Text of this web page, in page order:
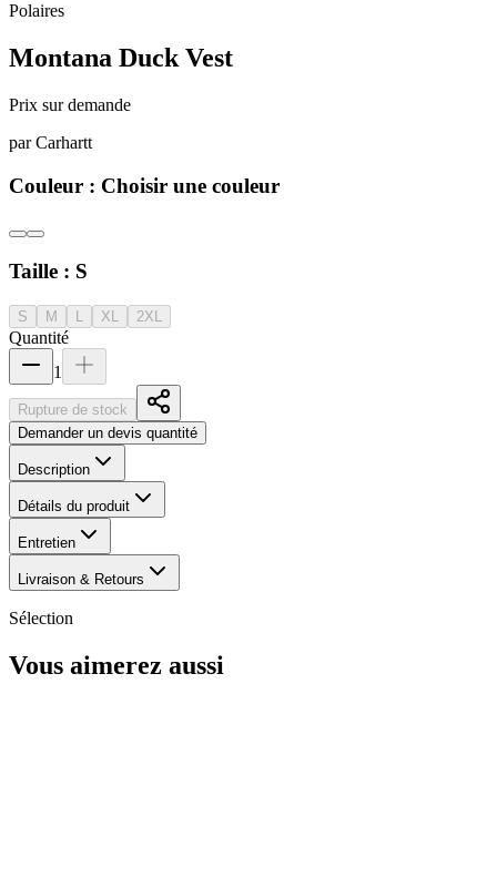
Polaires
Montana Duck Vest
Prix sur demande
par Carhartt
Couleur : Choisir une couleur
Taille : S
S M L XL 2XL
Quantité
1
Rupture de stock
Demander un devis quantité
Description
Détails du produit
Entretien
Livraison & Retours
Sélection
Vous aimerez aussi